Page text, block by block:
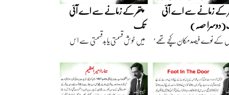
کے زمانے سے اے آئی
حصہ)
کے نوے فیصد مکان کچے تھے‘
پتھر کے زمانے سے اے آئی
تک
میں خوش قسمتی یا بدقسمتی سے اس